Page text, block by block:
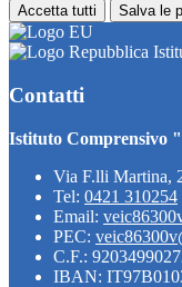
Accetta tutti Salva le
Contatti
Istituto Comprensivo
Via F.lli Martina,
Tel: 0421 310254
Email:
PEC:
C.F.:
IBAN: